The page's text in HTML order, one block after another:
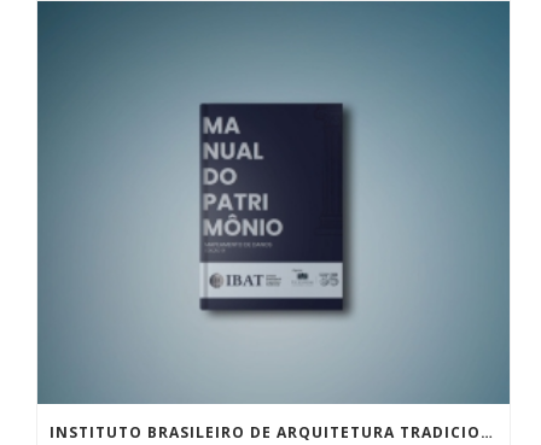
INSTITUTO BRASILEIRO DE ARQUITETURA TRADICIONAL LANÇA MANUAL DO PATRIMÔNIO COM APOIO DA ELYSIUM